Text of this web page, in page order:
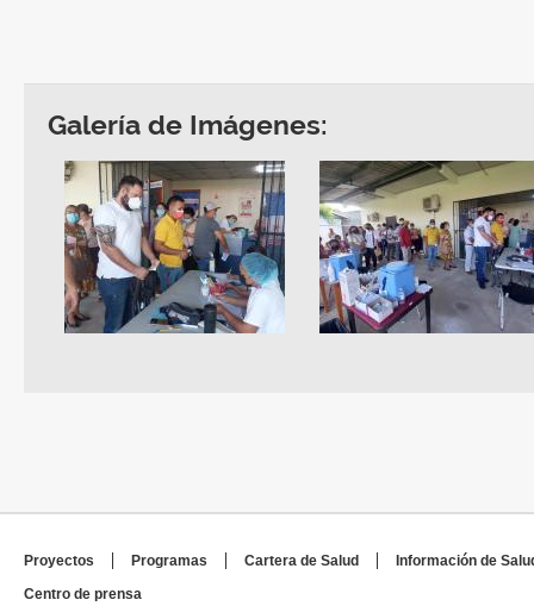
Galería de Imágenes:
Proyectos Programas Cartera de Salud
Información de
Centro de prensa